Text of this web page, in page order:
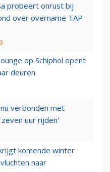
probeert onrust bij
over overname TAP
op Schiphol opent
deuren
verbonden met
uur rijden'
komende winter
naar